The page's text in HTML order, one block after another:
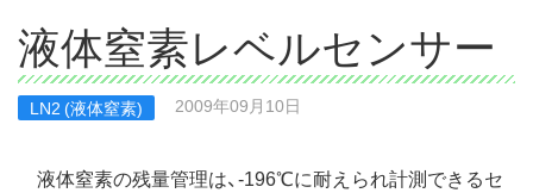
液体窒素レベルセンサー
LN2 (液体窒素) 2009年09月10日
液体窒素の残量管理は、-196℃に耐えられ計測できるセ